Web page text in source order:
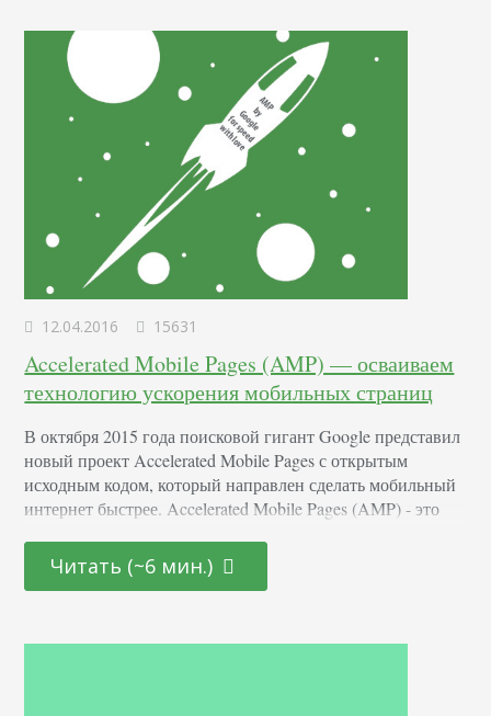
игры ГО под названием AlphaGo. Вначале, осенью 2015
года, он с разгромным счетом…
12.04.2016 15631
Accelerated Mobile Pages (AMP) — осваиваем
технологию ускорения мобильных страниц
В октября 2015 года поисковой гигант Google представил
новый проект Accelerated Mobile Pages с открытым
исходным кодом, который направлен сделать мобильный
интернет быстрее. Accelerated Mobile Pages (AMP) - это
позволяет создать облегчённую версию веб-страниц.
Полезные ссылки: Официальный сайт проекта AMP.
Читать (~6 мин.)